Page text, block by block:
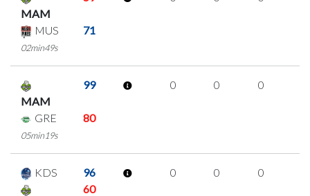
MAM
MUS 71
02min49s
MAM
99
GRE 80
05min19s
0 0 0
KDS 96
60
0 0 0